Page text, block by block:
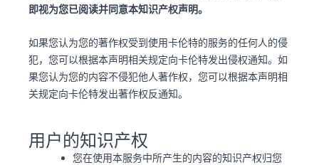
即视为您已阅读并同意本知识产权声明。
如果您认为您的著作权受到使用卡伦特的服务的任何人的侵
犯，您可以根据本声明相关规定向卡伦特发出侵权通知。如
果您认为您的内容不侵犯他人著作权，您可以根据本声明相
关规定向卡伦特发出著作权反通知。
用户的知识产权
您在使用本服务中所产生的内容的知识产权归您